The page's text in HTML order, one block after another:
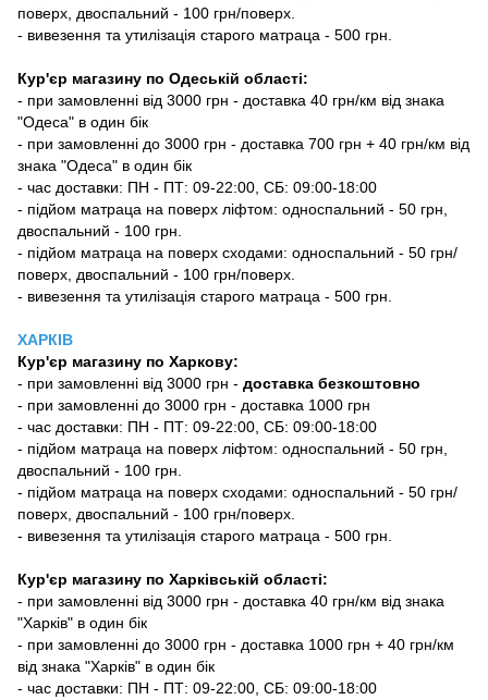
поверх, двоспальний - 100 грн/поверх.
- вивезення та утилізація старого матраца - 500 грн.
Кур'єр магазину по Одеській області:
- при замовленні від 3000 грн - доставка 40 грн/км від знака
"Одеса" в один бік
- при замовленні до 3000 грн - доставка 700 грн + 40 грн/км від
знака "Одеса" в один бік
- час доставки: ПН - ПТ: 09-22:00, СБ: 09:00-18:00
- підйом матраца на поверх ліфтом: односпальний - 50 грн,
двоспальний - 100 грн.
- підйом матраца на поверх сходами: односпальний - 50 грн/
поверх, двоспальний - 100 грн/поверх.
- вивезення та утилізація старого матраца - 500 грн.
ХАРКІВ
Кур'єр магазину по Харкову:
- при замовленні від 3000 грн - доставка безкоштовно
- при замовленні до 3000 грн - доставка 1000 грн
- час доставки: ПН - ПТ: 09-22:00, СБ: 09:00-18:00
- підйом матраца на поверх ліфтом: односпальний - 50 грн,
двоспальний - 100 грн.
- підйом матраца на поверх сходами: односпальний - 50 грн/
поверх, двоспальний - 100 грн/поверх.
- вивезення та утилізація старого матраца - 500 грн.
Кур'єр магазину по Харківській області:
- при замовленні від 3000 грн - доставка 40 грн/км від знака
"Харків" в один бік
- при замовленні до 3000 грн - доставка 1000 грн + 40 грн/км
від знака "Харків" в один бік
- час доставки: ПН - ПТ: 09-22:00, СБ: 09:00-18:00